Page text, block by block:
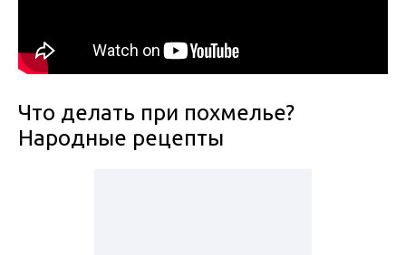
Что делать при похмелье?
Народные рецепты